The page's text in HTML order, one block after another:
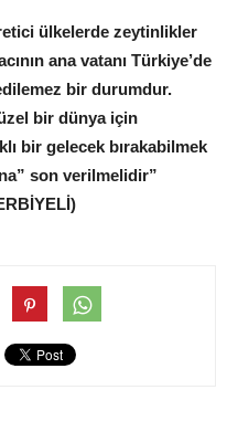
ülkelerde zeytinlikler
ana vatanı Türkiye’de
bir durumdur.
bir dünya için
bir gelecek bırakabilmek
son verilmelidir”